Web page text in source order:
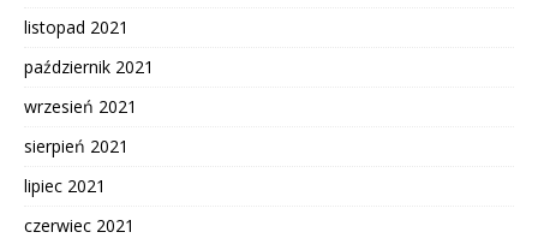
listopad 2021
październik 2021
wrzesień 2021
sierpień 2021
lipiec 2021
czerwiec 2021